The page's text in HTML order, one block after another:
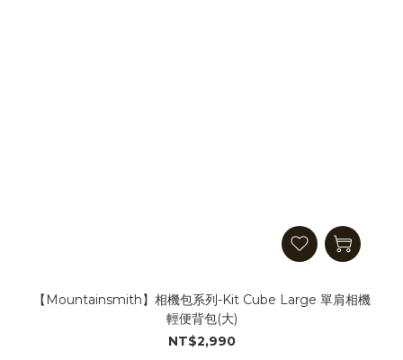
【Mountainsmith】相機包系列-Kit Cube Large 單肩相機
輕便背包(大)
NT$2,990